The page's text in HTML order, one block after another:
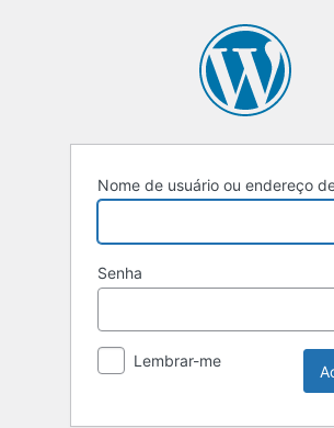
Nome de usuário ou endereço
Senha
Lembrar-me